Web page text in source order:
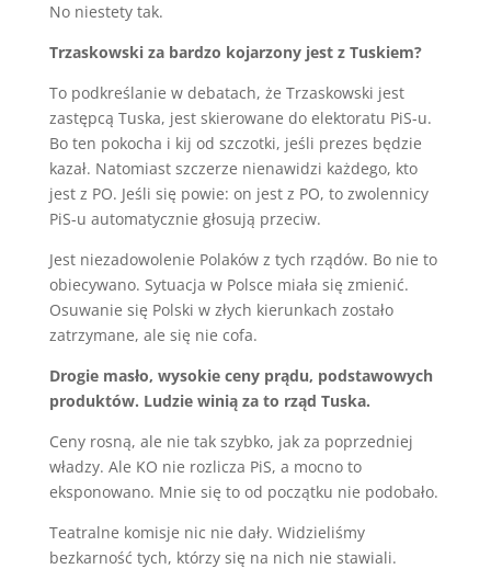
No niestety tak.
Trzaskowski za bardzo kojarzony jest z Tuskiem?
To podkreślanie w debatach, że Trzaskowski jest
zastępcą Tuska, jest skierowane do elektoratu PiS-u.
Bo ten pokocha i kij od szczotki, jeśli prezes będzie
kazał. Natomiast szczerze nienawidzi każdego, kto
jest z PO. Jeśli się powie: on jest z PO, to zwolennicy
PiS-u automatycznie głosują przeciw.
Jest niezadowolenie Polaków z tych rządów. Bo nie to
obiecywano. Sytuacja w Polsce miała się zmienić.
Osuwanie się Polski w złych kierunkach zostało
zatrzymane, ale się nie cofa.
Drogie masło, wysokie ceny prądu, podstawowych
produktów. Ludzie winią za to rząd Tuska.
Ceny rosną, ale nie tak szybko, jak za poprzedniej
władzy. Ale KO nie rozlicza PiS, a mocno to
eksponowano. Mnie się to od początku nie podobało.
Teatralne komisje nic nie dały. Widzieliśmy
bezkarność tych, którzy się na nich nie stawiali.